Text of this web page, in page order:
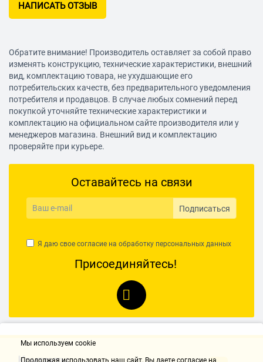
НАПИСАТЬ ОТЗЫВ
Обратите внимание! Производитель оставляет за собой право
изменять конструкцию, технические характеристики, внешний
вид, комплектацию товара, не ухудшающие его
потребительских качеств, без предварительного уведомления
потребителя и продавцов. В случае любых сомнений перед
покупкой уточняйте технические характеристики и
комплектацию на официальном сайте производителя или у
менеджеров магазина. Внешний вид и комплектацию
проверяйте при курьере.
Оставайтесь на связи
Подписаться
Я даю свое согласие на обработку персональных данных
Присоединяйтесь!
Мы используем cookie
Продолжая использовать наш cайт, Вы даете согласие на